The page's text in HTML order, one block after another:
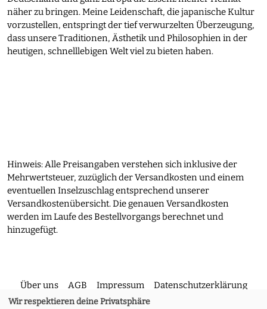
näher zu bringen. Meine Leidenschaft, die japanische Kultur
vorzustellen, entspringt der tief verwurzelten Überzeugung,
dass unsere Traditionen, Ästhetik und Philosophien in der
heutigen, schnelllebigen Welt viel zu bieten haben.
Hinweis: Alle Preisangaben verstehen sich inklusive der
Mehrwertsteuer, zuzüglich der Versandkosten und einem
eventuellen Inselzuschlag entsprechend unserer
Versandkostenübersicht. Die genauen Versandkosten
werden im Laufe des Bestellvorgangs berechnet und
hinzugefügt.
Über uns AGB Impressum Datenschutzerklärung
Wir respektieren deine Privatsphäre